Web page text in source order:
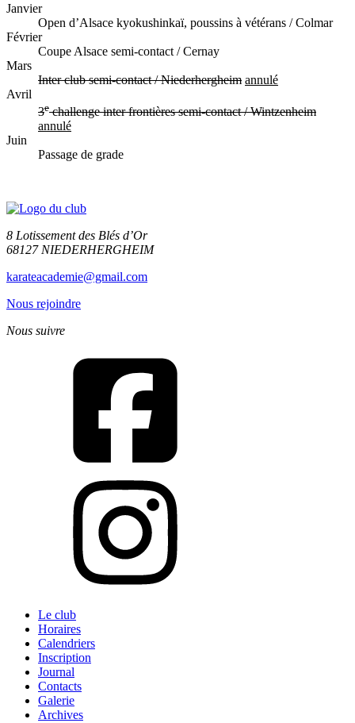
Janvier
Open d’Alsace kyokushinkaï, poussins à vétérans / Colmar
Février
Coupe Alsace semi-contact / Cernay
Mars
Inter club semi-contact / Niederhergheim annulé
Avril
3echallenge inter frontières semi-contact / Wintzenheim
annulé
Juin
Passage de grade
8 Lotissement des Blés d’Or
68127 NIEDERHERGHEIM
karateacademie@gmail.com
Nous rejoindre
Nous suivre
Le club
Horaires
Calendriers
Inscription
Journal
Contacts
Galerie
Archives